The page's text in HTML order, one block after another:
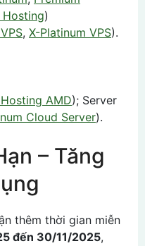
Hosting)
, X-Platinum VPS).
AMD); Server
Cloud Server).​
– Tăng
thêm thời gian miễn
đến 30/11/2025,